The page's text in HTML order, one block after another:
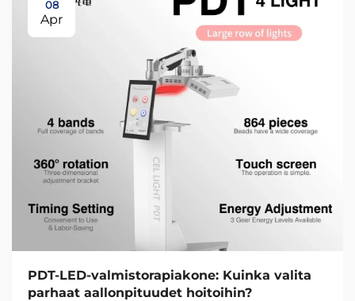
08
Apr
PDT-LED-valmistorapiakone: Kuinka valita
parhaat aallonpituudet hoitoihin?